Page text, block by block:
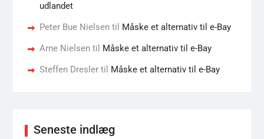
udlandet
Peter Bue Nielsentil Måske et alternativ til e-Bay
Arne Nielsentil Måske et alternativ til e-Bay
Steffen Dreslertil Måske et alternativ til e-Bay
Seneste indlæg